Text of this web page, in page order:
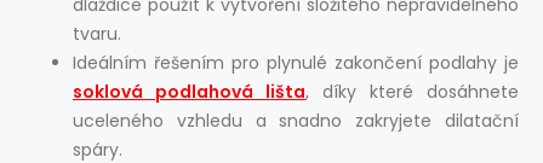
dlaždice použít k vytvoření složitého nepravidelného
tvaru.
Ideálním řešením pro plynulé zakončení podlahy je
soklová podlahová lišta, díky které dosáhnete
uceleného vzhledu a snadno zakryjete dilatační
spáry.